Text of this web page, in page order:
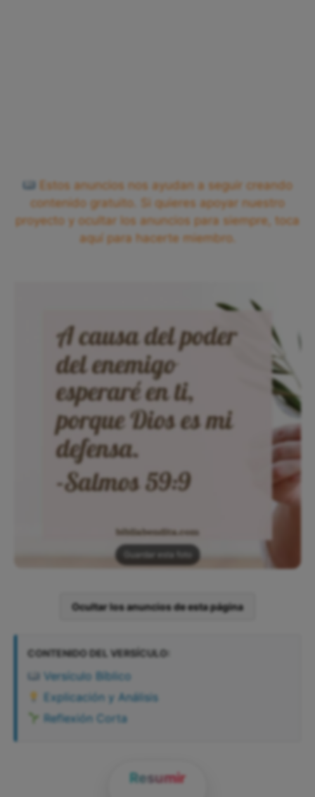
Estos anuncios nos ayudan a seguir creando
contenido gratuito. Si quieres apoyar nuestro
proyecto y ocultar los anuncios para siempre, toca
aquí para hacerte miembro.
Guardar esta foto
Ocultar los anuncios de esta página
CONTENIDO DEL VERSÍCULO:
Versículo Bíblico
Explicación y Análisis
Reflexión Corta
Resumir